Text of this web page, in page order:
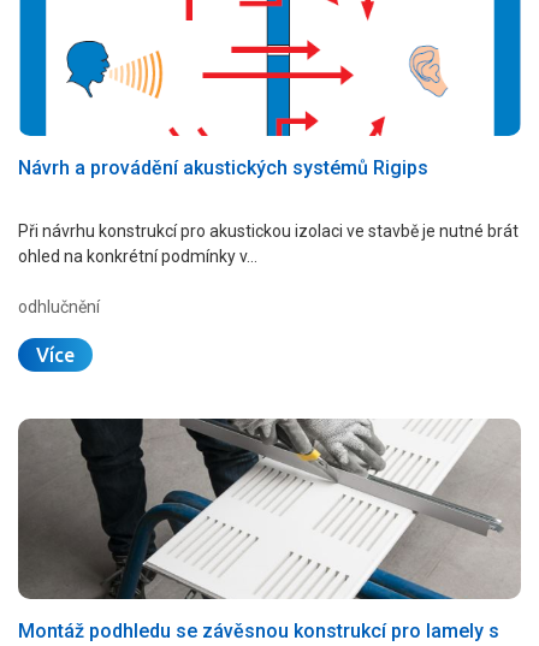
Návrh a provádění akustických systémů Rigips
Při návrhu konstrukcí pro akustickou izolaci ve stavbě je nutné brát
ohled na konkrétní podmínky v…
odhlučnění
Více
Montáž podhledu se závěsnou konstrukcí pro lamely s